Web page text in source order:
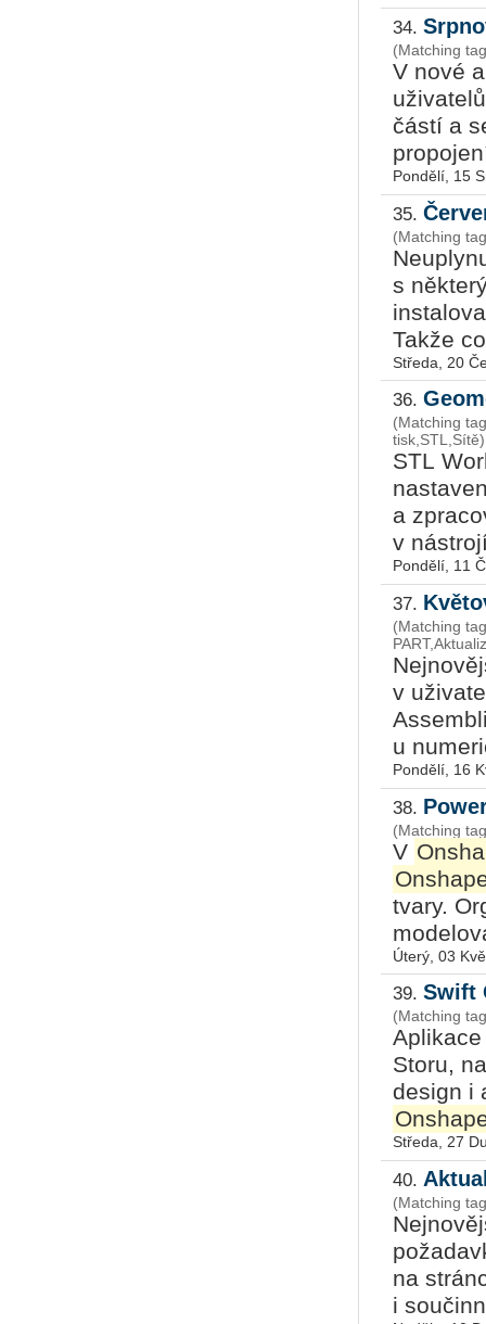
34.
(Matching
V nové
částí a
Pondělí, 15
35.
(Matching
s
Takže
Středa, 20
36.
(Matching
tisk,STL,Sítě)
STL
a
v
Pondělí, 11
37.
(Matching
v
u
Pondělí, 16
38.
(Matching
V
tvary.
Úterý, 03
39. Swift
(Matching
Storu,
design i
Středa, 27
40.
(Matching
na
i